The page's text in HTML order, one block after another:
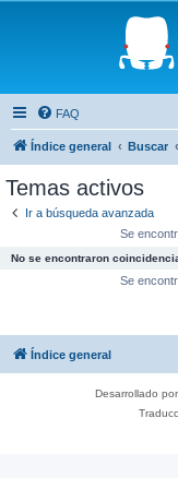
FAQ
Índice general Buscar
Temas activos
Ir a búsqueda avanzada
Se
No se encontraron
Se
Índice general
Desarrollado por